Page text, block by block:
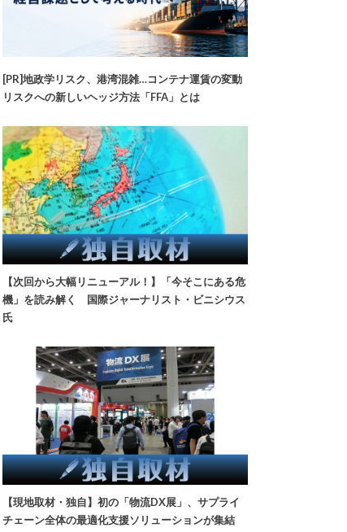
[PR]地政学リスク、港湾混雑…コンテナ運賃の変動
リスクへの新しいヘッジ方法「FFA」とは
【次回から大幅リニューアル！】「今そこにある危
機」を読み解く 国際ジャーナリスト・ビニシウス
氏
【現地取材・独自】初の「物流DX展」、サプライ
チェーン全体の最適化支援ソリューションが集結